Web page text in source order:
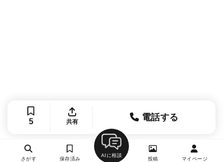
5 共有 電話する
さがす 保存済み
AIに相談
投稿 マイページ